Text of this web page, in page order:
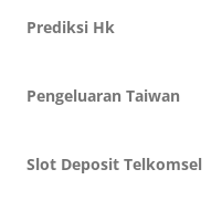
Prediksi Hk
Pengeluaran Taiwan
Slot Deposit Telkomsel